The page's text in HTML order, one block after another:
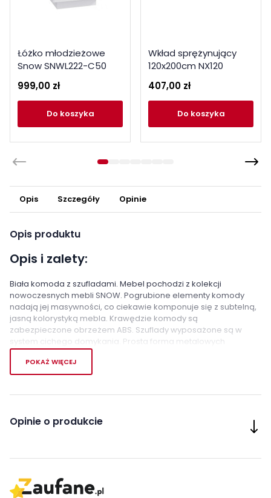
Łóżko młodzieżowe
Snow SNWL222-C50
Snow
999,00 zł
do koszyka
Wkład sprężynujący
120x200cm NX120
407,00 zł
do koszyka
Opis Szczegóły Opinie
Opis produktu
Opis i zalety:
Biała komoda z szufladami. Mebel pochodzi z kolekcji
nowoczesnych mebli SNOW. Pogrubione elementy komody
nadają jej masywności, co ciekawie komponuje się z subtelną,
jasną kolorystyką mebla. Krawędzie komody są
zabezpieczone obrzeżem ABS. Szuflady wyposażone są w
system cichego domykania. Prosta forma metalowych
uchwytów w kolorze chromu stanowi doskonałe uzupełnienie
stylistyki mebla.
komoda utrzymana w nowoczesnej stylistyce
chromowane uchwyty
Wykonanie
Płyta meblowa
POKAŻ WIĘCEJ
Opinie o produkcie